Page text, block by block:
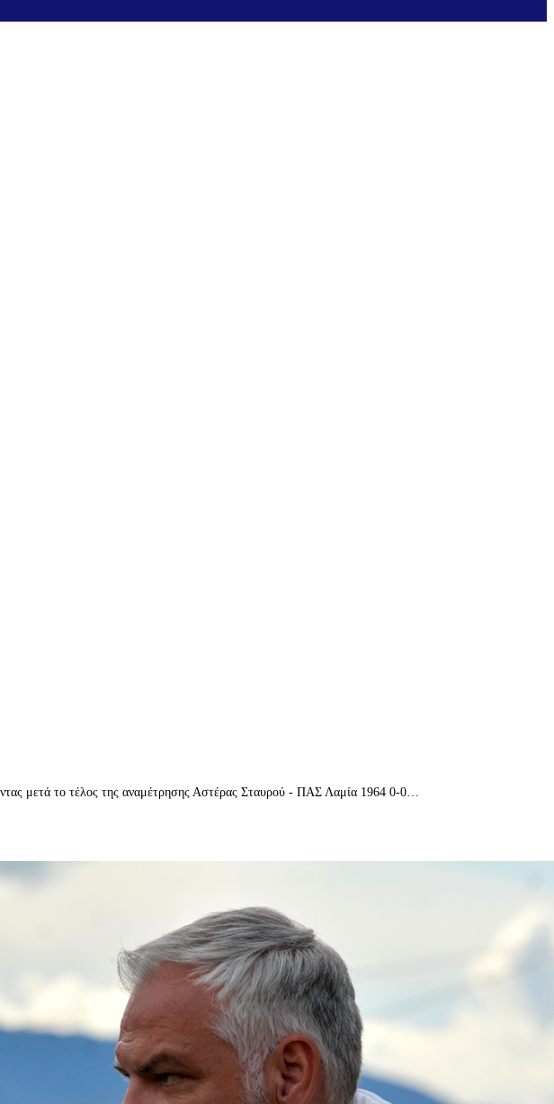
μετά το τέλος της αναμέτρησης Αστέρας Σταυρού - ΠΑΣ Λαμία 1964 0-0…